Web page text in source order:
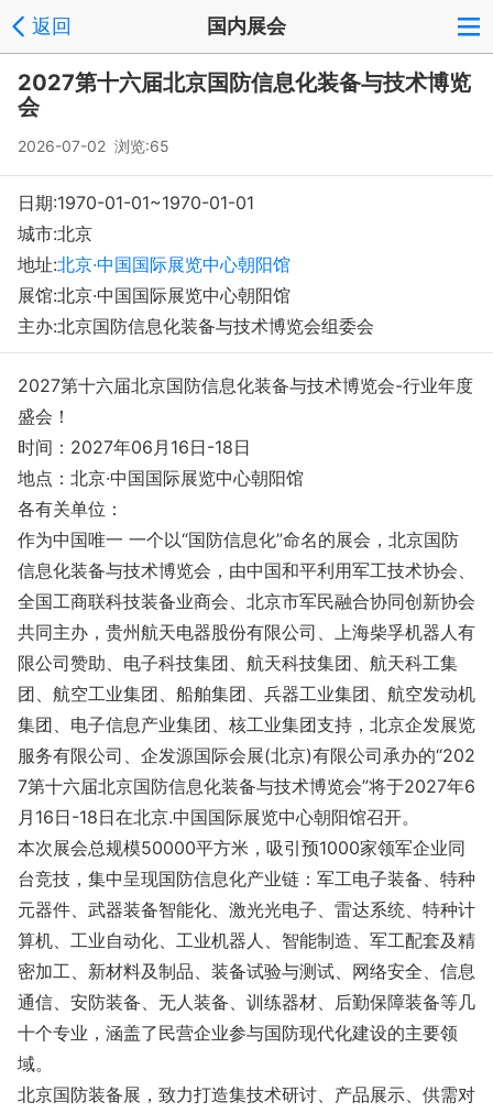
返回 国内展会
2027第十六届北京国防信息化装备与技术博览
会
2026-07-02 浏览:65
日期:1970-01-01~1970-01-01
城市:北京
地址:北京·中国国际展览中心朝阳馆
展馆:北京·中国国际展览中心朝阳馆
主办:北京国防信息化装备与技术博览会组委会
2027第十六届北京国防信息化装备与技术博览会-行业年度
盛会！
时间：2027年06月16日-18日
地点：北京·中国国际展览中心朝阳馆
各有关单位：
作为中国唯一 一个以“国防信息化”命名的展会，北京国防
信息化装备与技术博览会，由中国和平利用军工技术协会、
全国工商联科技装备业商会、北京市军民融合协同创新协会
共同主办，贵州航天电器股份有限公司、上海柴孚机器人有
限公司赞助、电子科技集团、航天科技集团、航天科工集
团、航空工业集团、船舶集团、兵器工业集团、航空发动机
集团、电子信息产业集团、核工业集团支持，北京企发展览
服务有限公司、企发源国际会展(北京)有限公司承办的“202
7第十六届北京国防信息化装备与技术博览会”将于2027年6
月16日-18日在北京.中国国际展览中心朝阳馆召开。
本次展会总规模50000平方米，吸引预1000家领军企业同
台竞技，集中呈现国防信息化产业链：军工电子装备、特种
元器件、武器装备智能化、激光光电子、雷达系统、特种计
算机、工业自动化、工业机器人、智能制造、军工配套及精
密加工、新材料及制品、装备试验与测试、网络安全、信息
通信、安防装备、无人装备、训练器材、后勤保障装备等几
十个专业，涵盖了民营企业参与国防现代化建设的主要领
域。
北京国防装备展，致力打造集技术研讨、产品展示、供需对